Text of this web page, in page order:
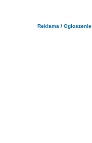
Reklama / Ogłoszenie